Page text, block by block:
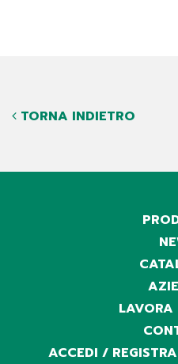
TORNA INDIETRO
ACCEDI /